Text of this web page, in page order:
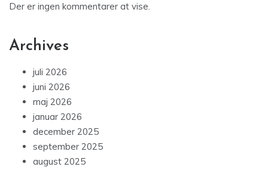
Der er ingen kommentarer at vise.
Archives
juli 2026
juni 2026
maj 2026
januar 2026
december 2025
september 2025
august 2025